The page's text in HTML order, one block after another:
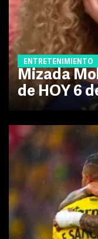
ENTRETENIMIENTO
Mizada
de HOY 6